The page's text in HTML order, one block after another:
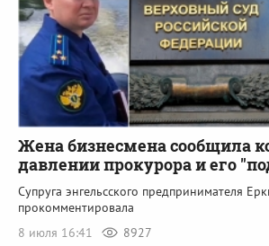
Жена бизнесмена сообщила
давлении прокурора и его
Супруга энгельсского предпринимателя
прокомментировала
8 июля 16:41
8927